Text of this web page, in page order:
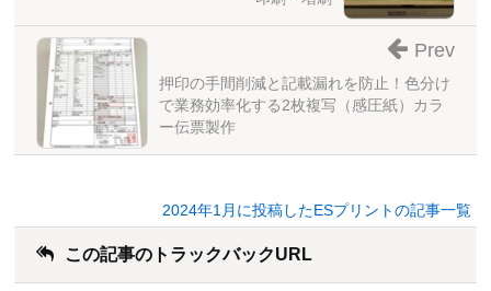
押印の手間削減と記載漏れを防止！色分け
で業務効率化する2枚複写（感圧紙）カラ
ー伝票製作
Prev
2024年1月に投稿したESプリントの記事一覧
この記事のトラックバックURL